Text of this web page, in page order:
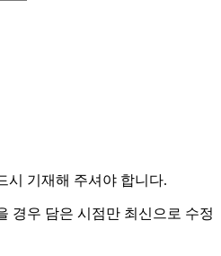
시 기재해 주셔야 합니다.
경우 담은 시점만 최신으로 수정